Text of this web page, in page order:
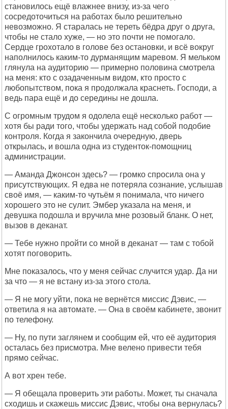
становилось ещё влажнее внизу, из-за чего
сосредоточиться на работах было решительно
невозможно. Я старалась не тереть бёдра друг о друга,
чтобы не стало хуже, — но это почти не помогало.
Сердце грохотало в голове без остановки, и всё вокруг
наполнилось каким-то дурманящим маревом. Я мельком
глянула на аудиторию — примерно половина смотрела
на меня: кто с озадаченным видом, кто просто с
любопытством, пока я продолжала краснеть. Господи, а
ведь пара ещё и до середины не дошла.
С огромным трудом я одолела ещё несколько работ —
хотя бы ради того, чтобы удержать над собой подобие
контроля. Когда я закончила очередную, дверь
открылась, и вошла одна из студенток-помощниц
администрации.
— Аманда Джонсон здесь? — громко спросила она у
присутствующих. Я едва не потеряла сознание, услышав
своё имя, — каким-то чутьём я понимала, что ничего
хорошего это не сулит. Эмбер указала на меня, и
девушка подошла и вручила мне розовый бланк. О нет,
вызов в деканат.
— Тебе нужно пройти со мной в деканат — там с тобой
хотят поговорить.
Мне показалось, что у меня сейчас случится удар. Да ни
за что — я не встану из-за этого стола.
— Я не могу уйти, пока не вернётся миссис Дэвис, —
ответила я на автомате. — Она в своём кабинете, звонит
по телефону.
— Ну, по пути заглянем и сообщим ей, что её аудитория
осталась без присмотра. Мне велено привести тебя
прямо сейчас.
А вот хрен тебе.
— Я обещала проверить эти работы. Может, ты сначала
сходишь и скажешь миссис Дэвис, чтобы она вернулась?